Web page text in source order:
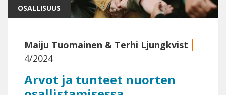
OSALLISUUS
Maiju Tuomainen & Terhi Ljungkvist
4/2024
Arvot ja tunteet nuorten